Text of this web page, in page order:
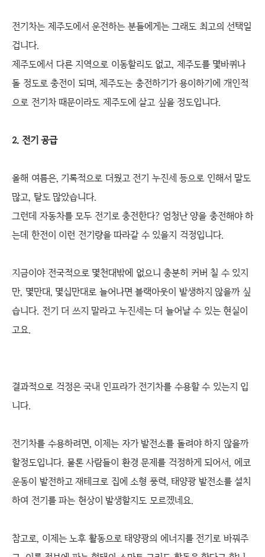
전기차는 제주도에서 운전하는 분들에게는 그래도 최고의 선택일
겁니다.
제주도에서 다른 지역으로 이동할리도 없고, 제주도를 몇바퀴나
돌 정도로 충전이 되며, 제주도는 충전하기가 용이하기에 개인적
으로 전기차 때문이라도 제주도에 살고 싶을 정도입니다.
2. 전기 공급
올해 여름은, 기록적으로 더웠고 전기 누진세 등으로 인해서 말도
많고, 탈도 많았습니다.
그런데 자동차를 모두 전기로 충전한다? 엄청난 양을 충전해야 하
는데 한전이 이런 전기량을 따라갈 수 있을지 걱정입니다.
지금이야 전국적으로 몇천대밖에 없으니 충분히 커버 칠 수 있지
만, 몇만대, 몇십만대로 늘어나면 블랙아웃이 발생하지 않을까 싶
습니다. 전기 더 쓰지 말라고 누진세는 더 늘어날 수 있는 현실이
고요.
결과적으로 걱정은 국내 인프라가 전기차를 수용할 수 있는지 입
니다.
전기차를 수용하려면, 이제는 자가 발전소를 돌려야 하지 않을까
할정도입니다. 물론 사람들이 환경 문제를 걱정하게 되어서, 에코
운동이 발전하고 재테크로 집에 소형 풍력, 태양광 발전소를 설치
하여 전기를 파는 현상이 발생할지도 모르겠네요.
참고로, 이제는 노후 활동으로 태양광의 에너지를 전기로 바꿔주